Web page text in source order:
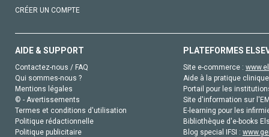
CRÉER UN COMPTE
AIDE & SUPPORT
Contactez-nous / FAQ
Qui sommes-nous ?
Mentions légales
© - Avertissements
Termes et conditions d'utilisation
Politique rédactionnelle
Politique publicitaire
PLATEFORMES
Site e-commerce :
Aide à la pratique
Portail pour les
Site d'information sur
E-learning pour les
Bibliothèque d'e-books
Blog special IFSI :